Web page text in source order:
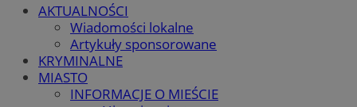
AKTUALNOŚCI
Wiadomości lokalne
Artykuły sponsorowane
KRYMINALNE
MIASTO
INFORMACJE O MIEŚCIE